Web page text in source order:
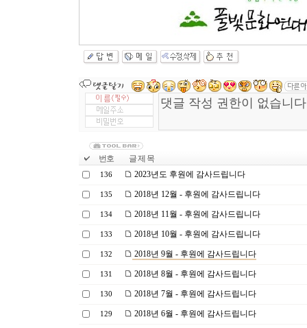
번호 글 제 목
136 2023년도 후원에 감사드립니다
135 2018년 12월 - 후원에 감사드립니다
134 2018년 11월 - 후원에 감사드립니다
133 2018년 10월 - 후원에 감사드립니다
132 2018년 9월 - 후원에 감사드립니다
131 2018년 8월 - 후원에 감사드립니다
130 2018년 7월 - 후원에 감사드립니다
129 2018년 6월 - 후원에 감사드립니다